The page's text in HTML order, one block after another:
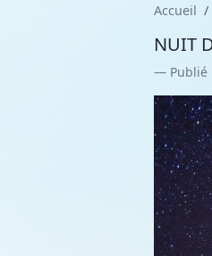
Accueil
NUIT
Publié